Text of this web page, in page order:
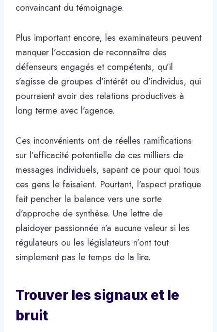
convaincant du témoignage.
Plus important encore, les examinateurs peuvent
manquer l’occasion de reconnaître des
défenseurs engagés et compétents, qu’il
s’agisse de groupes d’intérêt ou d’individus, qui
pourraient avoir des relations productives à
long terme avec l’agence.
Ces inconvénients ont de réelles ramifications
sur l’efficacité potentielle de ces milliers de
messages individuels, sapant ce pour quoi tous
ces gens le faisaient. Pourtant, l’aspect pratique
fait pencher la balance vers une sorte
d’approche de synthèse. Une lettre de
plaidoyer passionnée n’a aucune valeur si les
régulateurs ou les législateurs n’ont tout
simplement pas le temps de la lire.
Trouver les signaux et le
bruit